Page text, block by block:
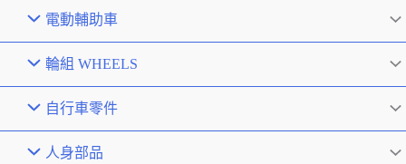
電動輔助車
輪組 WHEELS
自行車零件
人身部品